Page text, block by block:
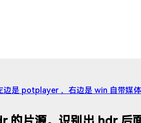
是 potplayer ，右边是 win 自带媒